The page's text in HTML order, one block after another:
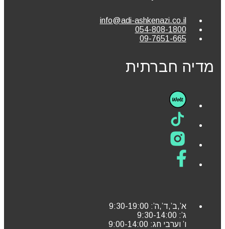
info@adi-ashkenazi.co.il
054-808-1800
09-7651-665
מדיה חברתית
א’,ב’,ד’,ה’: 9:30-19:00
ג’: 9:30-14:00
ו’ וערבי חג: 9:00-14:00